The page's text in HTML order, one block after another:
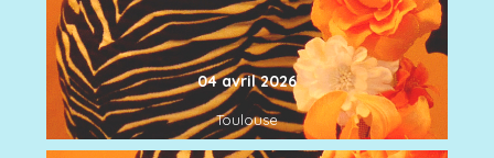
04 avril 2026
Toulouse